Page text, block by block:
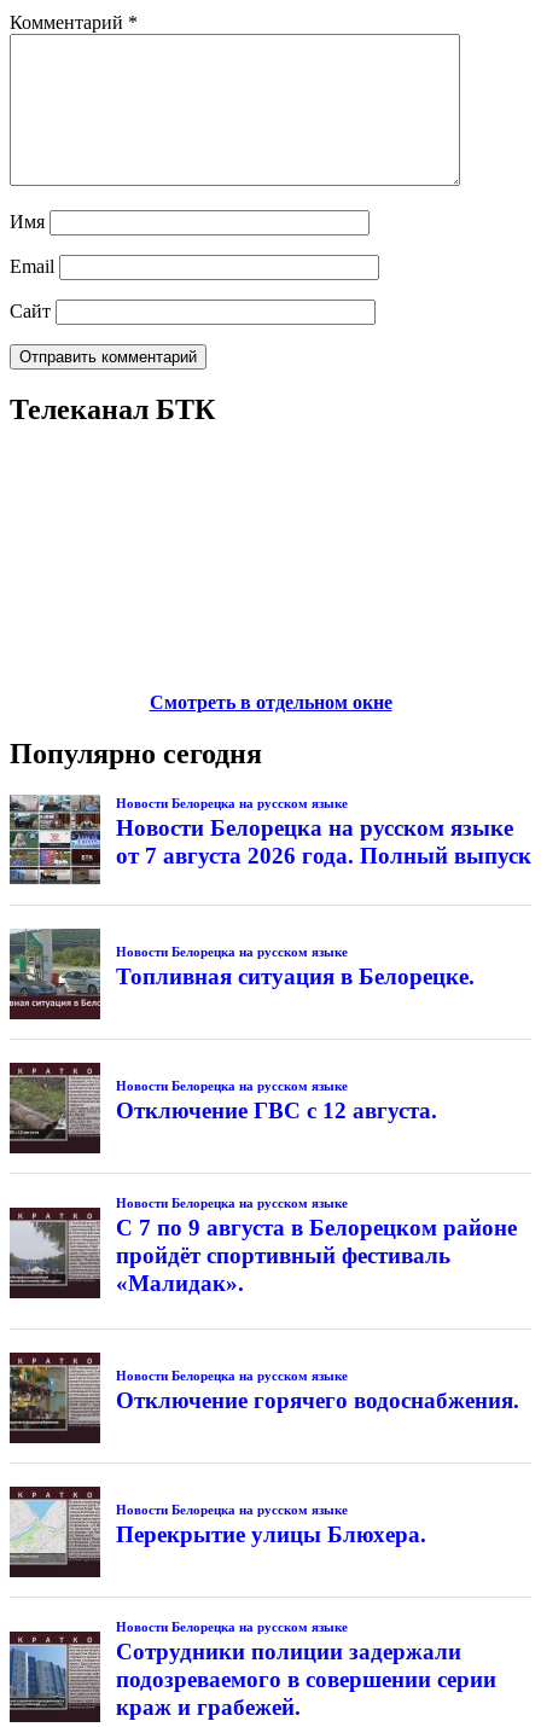
Комментарий *
Имя
Email
Сайт
Телеканал БТК
Смотреть в отдельном окне
Популярно сегодня
Новости Белорецка на русском языке
Новости Белорецка на русском языке
от 7 августа 2026 года. Полный выпуск
Новости Белорецка на русском языке
Топливная ситуация в Белорецке.
Новости Белорецка на русском языке
Отключение ГВС с 12 августа.
Новости Белорецка на русском языке
С 7 по 9 августа в Белорецком районе
пройдёт спортивный фестиваль
«Малидак».
Новости Белорецка на русском языке
Отключение горячего водоснабжения.
Новости Белорецка на русском языке
Перекрытие улицы Блюхера.
Новости Белорецка на русском языке
Сотрудники полиции задержали
подозреваемого в совершении серии
краж и грабежей.